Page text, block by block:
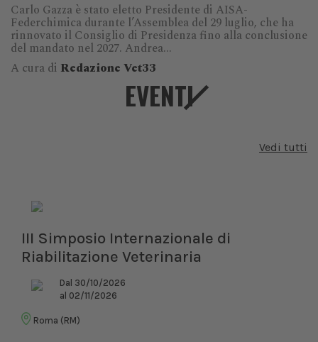
Carlo Gazza è stato eletto Presidente di AISA-
Federchimica durante l’Assemblea del 29 luglio, che ha
rinnovato il Consiglio di Presidenza fino alla conclusione
del mandato nel 2027. Andrea...
A cura di Redazione Vet33
EVENTI
Vedi tutti
III Simposio Internazionale di
Riabilitazione Veterinaria
Dal 30/10/2026
al 02/11/2026
Roma (RM)